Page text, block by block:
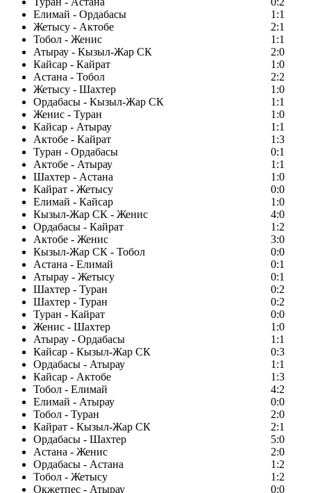
Елимай - Ордабасы
1:1
Жетысу - Актобе
2:1
Тобол - Женис
1:1
Атырау - Кызыл-Жар СК
2:0
Кайсар - Кайрат
1:0
Астана - Тобол
2:2
Жетысу - Шахтер
1:0
Ордабасы - Кызыл-Жар СК
1:1
Женис - Туран
1:0
Кайсар - Атырау
1:1
Актобе - Кайрат
1:3
Туран - Ордабасы
0:1
Актобе - Атырау
1:1
Шахтер - Астана
1:0
Кайрат - Жетысу
0:0
Елимай - Кайсар
1:0
Кызыл-Жар СК - Женис
4:0
Ордабасы - Кайрат
1:2
Актобе - Женис
3:0
Кызыл-Жар СК - Тобол
0:0
Астана - Елимай
0:1
Атырау - Жетысу
0:1
Шахтер - Туран
0:2
Шахтер - Туран
0:2
Туран - Кайрат
0:0
Женис - Шахтер
1:0
Атырау - Ордабасы
1:1
Кайсар - Кызыл-Жар СК
0:3
Ордабасы - Атырау
1:1
Кайсар - Актобе
1:3
Тобол - Елимай
4:2
Елимай - Атырау
0:0
Тобол - Туран
2:0
Кайрат - Кызыл-Жар СК
2:1
Ордабасы - Шахтер
5:0
Астана - Женис
2:0
Ордабасы - Астана
1:2
Тобол - Жетысу
1:2
Окжетпес - Атырау
0:0